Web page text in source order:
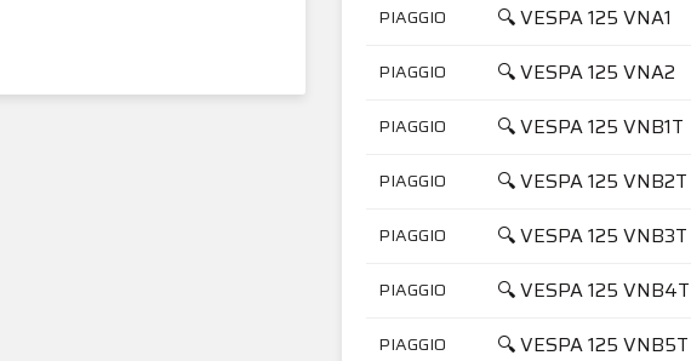
PIAGGIO 🔍 VESPA 125 VNA1
PIAGGIO 🔍 VESPA 125 VNA2
PIAGGIO 🔍 VESPA 125 VNB1T
PIAGGIO 🔍 VESPA 125 VNB2T
PIAGGIO 🔍 VESPA 125 VNB3T
PIAGGIO 🔍 VESPA 125 VNB4T
PIAGGIO 🔍 VESPA 125 VNB5T